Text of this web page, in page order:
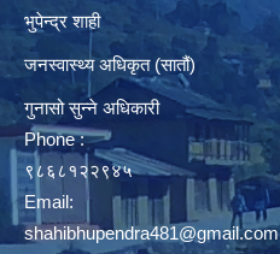
भुपेन्द्र शाही
जनस्वास्थ्य अधिकृत (सातौं)
गुनासो सुन्ने अधिकारी
Phone :
९८६८१२२९४५
Email:
shahibhupendra481@gmail.com